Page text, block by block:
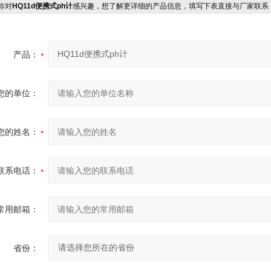
对HQ11d便携式ph计感兴趣，想了解更详细的产品信息，填写下表直接与厂家联系
产品：
的单位：
的姓名：
系电话：
用邮箱：
省份：